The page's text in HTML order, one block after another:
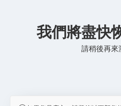
我們將盡快
請稍後再來